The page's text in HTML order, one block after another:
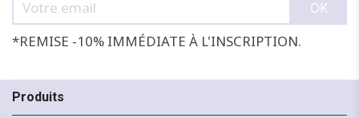
*REMISE -10% IMMÉDIATE À L'INSCRIPTION.
Produits